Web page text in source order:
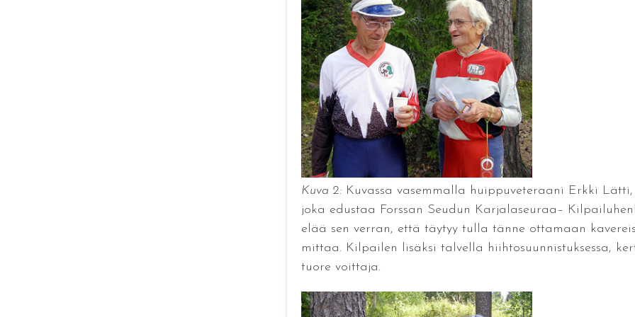
Kuva 2:Kuvassa vasemmalla huippuveteraani Erkki Lätti,
joka edustaa Forssan Seudun Karjalaseuraa–
elää sen verran, että täytyy tulla tänne ottamaan
mittaa. Kilpailen lisäksi talvella hiihtosuunnistuksessa,
tuore voittaja.